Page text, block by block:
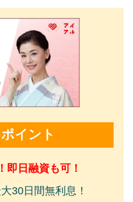
イント
即日融資も可！
30日間無利息！